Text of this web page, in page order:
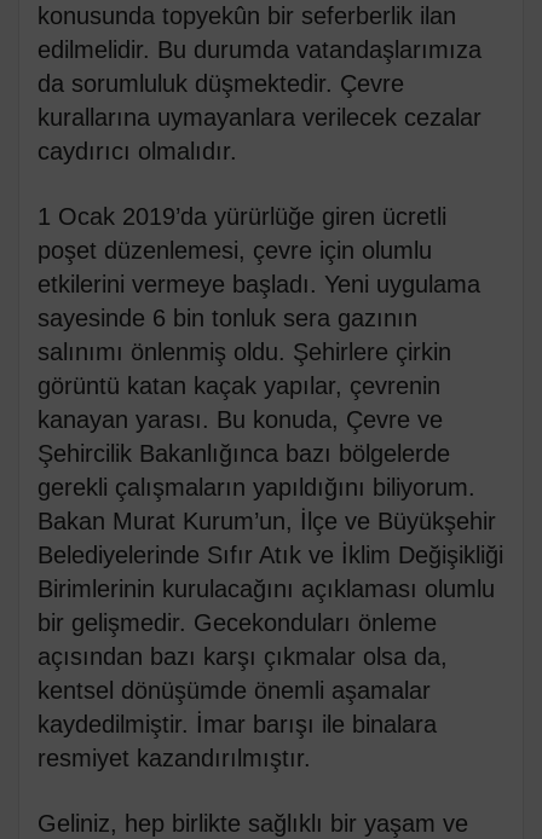
konusunda topyekûn bir seferberlik ilan
edilmelidir. Bu durumda vatandaşlarımıza
da sorumluluk düşmektedir. Çevre
kurallarına uymayanlara verilecek cezalar
caydırıcı olmalıdır.
1 Ocak 2019’da yürürlüğe giren ücretli
poşet düzenlemesi, çevre için olumlu
etkilerini vermeye başladı. Yeni uygulama
sayesinde 6 bin tonluk sera gazının
salınımı önlenmiş oldu. Şehirlere çirkin
görüntü katan kaçak yapılar, çevrenin
kanayan yarası. Bu konuda, Çevre ve
Şehircilik Bakanlığınca bazı bölgelerde
gerekli çalışmaların yapıldığını biliyorum.
Bakan Murat Kurum’un, İlçe ve Büyükşehir
Belediyelerinde Sıfır Atık ve İklim Değişikliği
Birimlerinin kurulacağını açıklaması olumlu
bir gelişmedir. Gecekonduları önleme
açısından bazı karşı çıkmalar olsa da,
kentsel dönüşümde önemli aşamalar
kaydedilmiştir. İmar barışı ile binalara
resmiyet kazandırılmıştır.
Geliniz, hep birlikte sağlıklı bir yaşam ve